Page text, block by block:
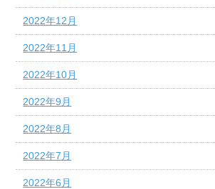
2022年12月
2022年11月
2022年10月
2022年9月
2022年8月
2022年7月
2022年6月